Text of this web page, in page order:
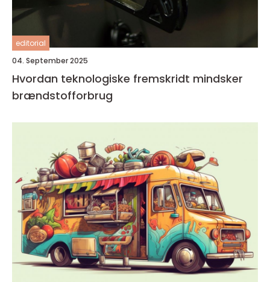
editorial
04. September 2025
Hvordan teknologiske fremskridt mindsker
brændstofforbrug